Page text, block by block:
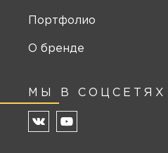
Портфолио
О бренде
МЫ В СОЦСЕТЯХ